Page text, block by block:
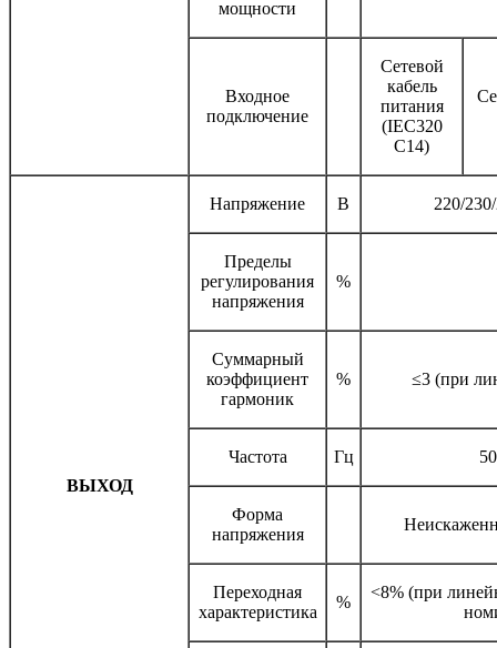
мощности
Входное
подключение
Сетевой
кабель
питания
(IEC320
C14)
ВЫХОД
Напряжение В 220/
Пределы
регулирования
напряжения
%
Суммарный
коэффициент
гармоник
% ≤3 (при
Частота Гц
Форма
напряжения
Переходная
характеристика
%
<8% (при